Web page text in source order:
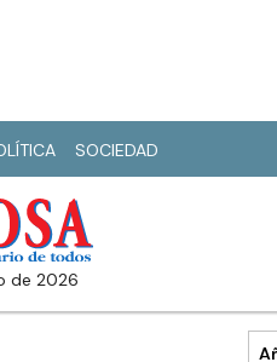
SOCIEDAD
de 2026